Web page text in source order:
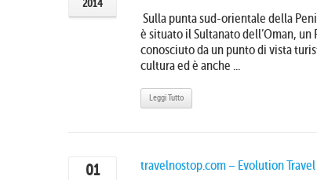
2014
Sulla punta sud-orientale della
è situato il Sultanato dell’Oman, un
conosciuto da un punto di vista
cultura ed è anche ...
Leggi Tutto
01
travelnostop.com – Evolution